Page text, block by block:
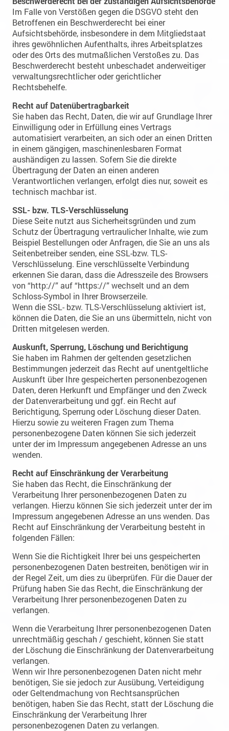
Im Falle von Verstößen gegen die DSGVO steht den
Betroffenen ein Beschwerderecht bei einer
Aufsichtsbehörde, insbesondere in dem Mitgliedstaat
ihres gewöhnlichen Aufenthalts, ihres Arbeitsplatzes
oder des Orts des mutmaßlichen Verstoßes zu. Das
Beschwerderecht besteht unbeschadet anderweitiger
verwaltungsrechtlicher oder gerichtlicher
Rechtsbehelfe.
Recht auf Datenübertragbarkeit
Sie haben das Recht, Daten, die wir auf Grundlage Ihrer
Einwilligung oder in Erfüllung eines Vertrags
automatisiert verarbeiten, an sich oder an einen Dritten
in einem gängigen, maschinenlesbaren Format
aushändigen zu lassen. Sofern Sie die direkte
Übertragung der Daten an einen anderen
Verantwortlichen verlangen, erfolgt dies nur, soweit es
technisch machbar ist.
SSL- bzw. TLS-Verschlüsselung
Diese Seite nutzt aus Sicherheitsgründen und zum
Schutz der Übertragung vertraulicher Inhalte, wie zum
Beispiel Bestellungen oder Anfragen, die Sie an uns als
Seitenbetreiber senden, eine SSL-bzw. TLS-
Verschlüsselung. Eine verschlüsselte Verbindung
erkennen Sie daran, dass die Adresszeile des Browsers
von “http://” auf “https://” wechselt und an dem
Schloss-Symbol in Ihrer Browserzeile.
Wenn die SSL- bzw. TLS-Verschlüsselung aktiviert ist,
können die Daten, die Sie an uns übermitteln, nicht von
Dritten mitgelesen werden.
Auskunft, Sperrung, Löschung und Berichtigung
Sie haben im Rahmen der geltenden gesetzlichen
Bestimmungen jederzeit das Recht auf unentgeltliche
Auskunft über Ihre gespeicherten personenbezogenen
Daten, deren Herkunft und Empfänger und den Zweck
der Datenverarbeitung und ggf. ein Recht auf
Berichtigung, Sperrung oder Löschung dieser Daten.
Hierzu sowie zu weiteren Fragen zum Thema
personenbezogene Daten können Sie sich jederzeit
unter der im Impressum angegebenen Adresse an uns
wenden.
Recht auf Einschränkung der Verarbeitung
Sie haben das Recht, die Einschränkung der
Verarbeitung Ihrer personenbezogenen Daten zu
verlangen. Hierzu können Sie sich jederzeit unter der im
Impressum angegebenen Adresse an uns wenden. Das
Recht auf Einschränkung der Verarbeitung besteht in
folgenden Fällen:
Wenn Sie die Richtigkeit Ihrer bei uns gespeicherten
personenbezogenen Daten bestreiten, benötigen wir in
der Regel Zeit, um dies zu überprüfen. Für die Dauer der
Prüfung haben Sie das Recht, die Einschränkung der
Verarbeitung Ihrer personenbezogenen Daten zu
verlangen.
Wenn die Verarbeitung Ihrer personenbezogenen Daten
unrechtmäßig geschah / geschieht, können Sie statt
der Löschung die Einschränkung der Datenverarbeitung
verlangen.
Wenn wir Ihre personenbezogenen Daten nicht mehr
benötigen, Sie sie jedoch zur Ausübung, Verteidigung
oder Geltendmachung von Rechtsansprüchen
benötigen, haben Sie das Recht, statt der Löschung die
Einschränkung der Verarbeitung Ihrer
personenbezogenen Daten zu verlangen.